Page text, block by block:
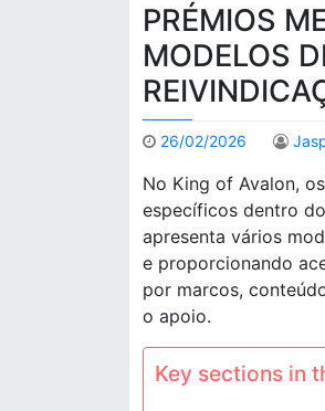
PRÉMIOS
MODELOS
26/02/2026
No King of Avalon,
específicos dentro
apresenta vários
e proporcionando
por marcos,
o apoio.
Key sections in